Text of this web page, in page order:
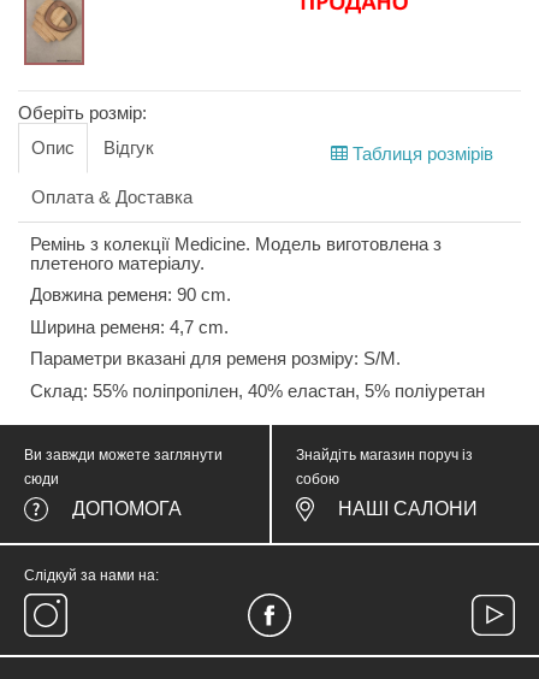
Оберіть розмір:
Таблиця розмірів
Опис Відгук
Оплата & Доставка
Ремінь з колекції Medicine. Модель виготовлена з
плетеного матеріалу.
Довжина ременя: 90 cm.
Ширина ременя: 4,7 cm.
Параметри вказані для ременя розміру: S/M.
Склад: 55% поліпропілен, 40% еластан, 5% поліуретан
Ви завжди можете заглянути
сюди
ДОПОМОГА
Знайдіть магазин поруч із
собою
НАШІ САЛОНИ
Слідкуй за нами на: